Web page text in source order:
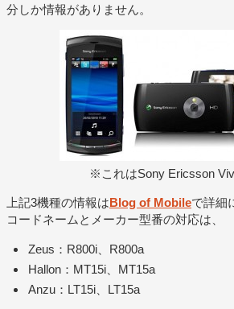
分しか情報がありません。
※これはSony Ericsson
上記3機種の情報はBlog of Mobileで詳細
コードネームとメーカー型番の対応は、
Zeus：R800i、R800a
Hallon：MT15i、MT15a
Anzu：LT15i、LT15a